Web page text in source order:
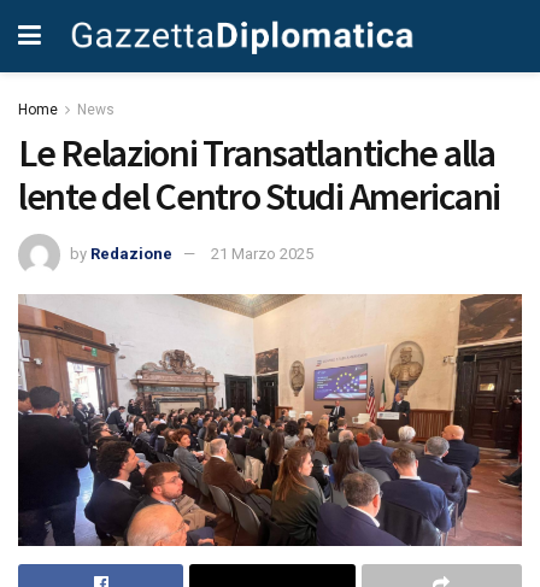
Home News
Le Relazioni Transatlantiche alla
lente del Centro Studi Americani
by Redazione 21 Marzo 2025